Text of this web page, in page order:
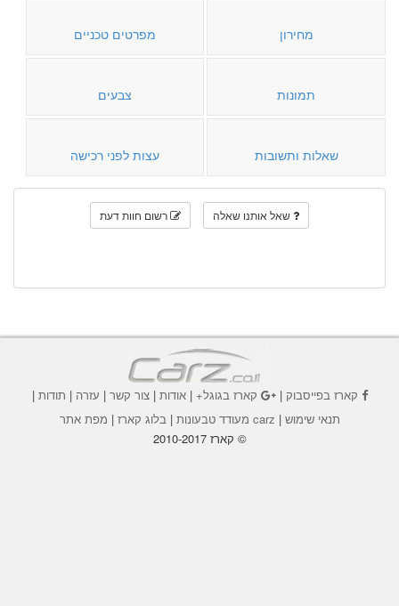
מחירון מפרטים טכניים
תמונות צבעים
שאלות ותשובות עצות לפני רכישה
שאל אותנו שאלה רשום חוות דעת
קארז בפייסבוק| קארז בגוגל+|אודות |צור קשר | עזרה | תודות |
תנאי שימוש | carz מעודד טבעונות |בלוג קארז | מפת אתר
© קארז 2010-2017